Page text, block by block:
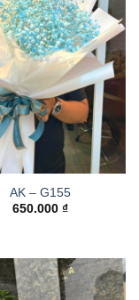
AK – G155
650.000 ₫